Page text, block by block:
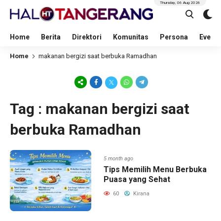
Home Berita Direktori Komunitas Persona Event
Thursday, 06 Aug 2026
Home makanan bergizi saat berbuka Ramadhan
Tag : makanan bergizi saat
berbuka Ramadhan
5 month ago
Tips Memilih Menu Berbuka
Puasa yang Sehat
60 Kirana